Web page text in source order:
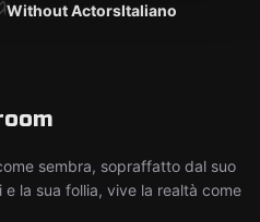
Without ActorsItaliano
sembra, sopraffatto dal suo
la sua follia, vive la realtà come